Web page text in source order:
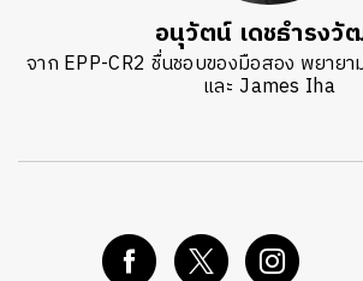
อนุวัตน์ เดชธำรงวั
จาก EPP-CR2 ชื่นชอบของมือสอง พยายา
และ James Iha